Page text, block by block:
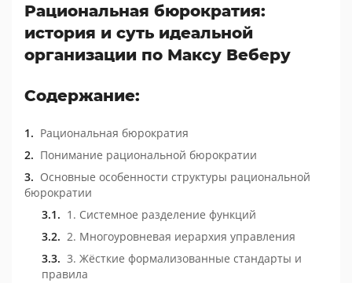
Рациональная бюрократия:
история и суть идеальной
организации по Максу Веберу
Содержание:
Рациональная бюрократия
Понимание рациональной бюрократии
Основные особенности структуры рациональной
бюрократии
1. Системное разделение функций
2. Многоуровневая иерархия управления
3. Жёсткие формализованные стандарты и
правила